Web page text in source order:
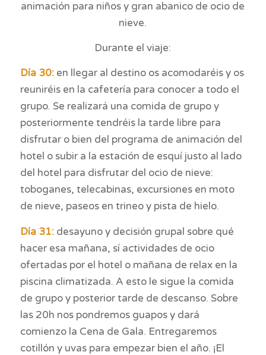
animación para niños y gran abanico de ocio de
nieve.
Durante el viaje:
Día 30:en llegar al destino os acomodaréis y os
reuniréis en la cafetería para conocer a todo el
grupo. Se realizará una comida de grupo y
posteriormente tendréis la tarde libre para
disfrutar o bien del programa de animación del
hotel o subir a la estación de esquí justo al lado
del hotel para disfrutar del ocio de nieve:
toboganes, telecabinas, excursiones en moto
de nieve, paseos en trineo y pista de hielo.
Día 31:desayuno y decisión grupal sobre qué
hacer esa mañana, sí actividades de ocio
ofertadas por el hotel o mañana de relax en la
piscina climatizada. A esto le sigue la comida
de grupo y posterior tarde de descanso. Sobre
las 20h nos pondremos guapos y dará
comienzo la Cena de Gala. Entregaremos
cotillón y uvas para empezar bien el año. ¡El